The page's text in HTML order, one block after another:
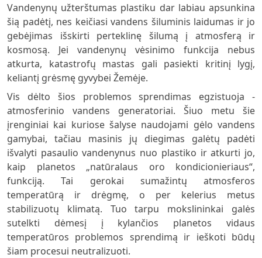
Vandenynų užterštumas plastiku dar labiau apsunkina
šią padėtį, nes keičiasi vandens šiluminis laidumas ir jo
gebėjimas išskirti perteklinę šilumą į atmosferą ir
kosmosą. Jei vandenynų vėsinimo funkcija nebus
atkurta, katastrofų mastas gali pasiekti kritinį lygį,
keliantį grėsmę gyvybei Žemėje.
Vis dėlto šios problemos sprendimas egzistuoja -
atmosferinio vandens generatoriai. Šiuo metu šie
įrenginiai kai kuriose šalyse naudojami gėlo vandens
gamybai, tačiau masinis jų diegimas galėtų padėti
išvalyti pasaulio vandenynus nuo plastiko ir atkurti jo,
kaip planetos „natūralaus oro kondicionieriaus“,
funkciją. Tai gerokai sumažintų atmosferos
temperatūrą ir drėgmę, o per kelerius metus
stabilizuotų klimatą. Tuo tarpu mokslininkai galės
sutelkti dėmesį į kylančios planetos vidaus
temperatūros problemos sprendimą ir ieškoti būdų
šiam procesui neutralizuoti.